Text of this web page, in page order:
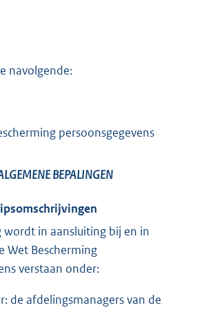
navolgende:
persoonsgegevens
BEPALINGEN
wordt in aansluiting bij en in
Wet Bescherming
verstaan onder:
de afdelingsmanagers van de